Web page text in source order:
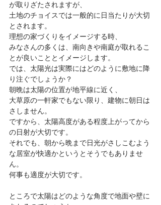
が取りざたされますが、
土地のチョイスでは一般的に日当たりが大切
とされます。
理想の家づくりをイメージする時、
みなさんの多くは、南向きや南庭が取れるこ
とが良いこととイメージします。
では、太陽光は実際にはどのように敷地に降
り注ぐでしょうか？
朝晩は太陽の位置が地平線に近く、
大草原の一軒家でもない限り、建物に朝日は
さしません。
ですから、太陽高度がある程度上がってから
の日射が大切です。
それでも、朝から晩まで日光がさしこむよう
な居室が快適かというとそうでもありませ
ん。
何事も適度が大切です。
ところで太陽はどのような角度で地面や壁に